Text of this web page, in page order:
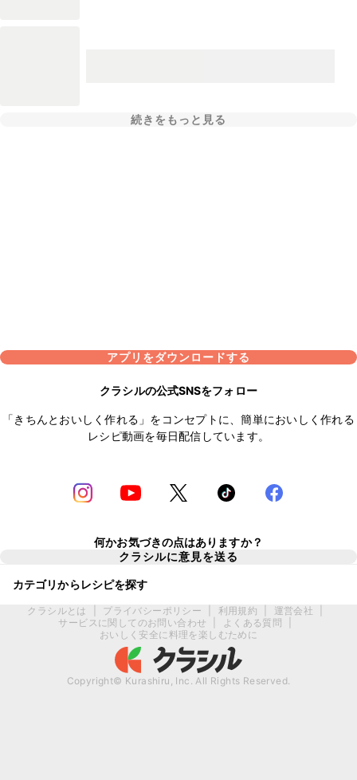
続きをもっと見る
アプリをダウンロードする
クラシルの公式SNSをフォロー
「きちんとおいしく作れる」をコンセプトに、簡単においしく作れる
レシピ動画を毎日配信しています。
何かお気づきの点はありますか？
クラシルに意見を送る
カテゴリからレシピを探す
クラシルとは プライバシーポリシー 利用規約 運営会社
サービスに関してのお問い合わせ
よくある質問
おいしく安全に料理を楽しむために
Copyright© Kurashiru, Inc. All Rights Reserved.